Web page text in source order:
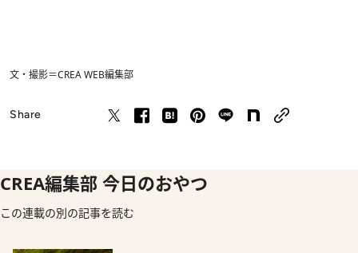
文・撮影＝CREA WEB編集部
Share
CREA編集部 今日のおやつ
この連載の別の記事を読む